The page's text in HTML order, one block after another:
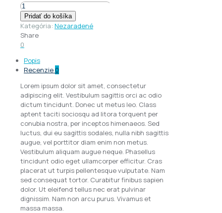
množstvo
Vizitka
Pridať do košíka
Kategória: Nezaradené
Share
0
Popis
Recenzie 0
Lorem ipsum dolor sit amet, consectetur
adipiscing elit. Vestibulum sagittis orci ac odio
dictum tincidunt. Donec ut metus leo. Class
aptent taciti sociosqu ad litora torquent per
conubia nostra, per inceptos himenaeos. Sed
luctus, dui eu sagittis sodales, nulla nibh sagittis
augue, vel porttitor diam enim non metus.
Vestibulum aliquam augue neque. Phasellus
tincidunt odio eget ullamcorper efficitur. Cras
placerat ut turpis pellentesque vulputate. Nam
sed consequat tortor. Curabitur finibus sapien
dolor. Ut eleifend tellus nec erat pulvinar
dignissim. Nam non arcu purus. Vivamus et
massa massa.